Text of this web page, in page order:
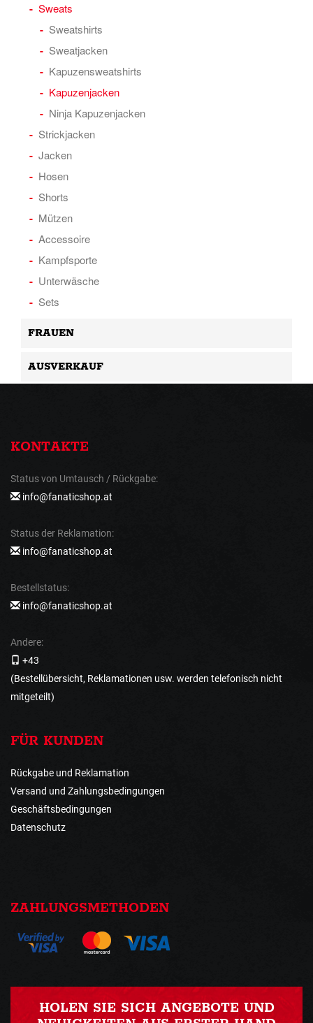
Sweats
Sweatshirts
Sweatjacken
Kapuzensweatshirts
Kapuzenjacken
Ninja Kapuzenjacken
Strickjacken
Jacken
Hosen
Shorts
Mützen
Accessoire
Kampfsporte
Unterwäsche
Sets
FRAUEN
AUSVERKAUF
KONTAKTE
Status von Umtausch / Rückgabe:
info@fanaticshop.at
Status der Reklamation:
info@fanaticshop.at
Bestellstatus:
info@fanaticshop.at
Andere:
+43
(Bestellübersicht, Reklamationen usw. werden telefonisch nicht
mitgeteilt)
FÜR KUNDEN
Rückgabe und Reklamation
Versand und Zahlungsbedingungen
Geschäftsbedingungen
Datenschutz
ZAHLUNGSMETHODEN
HOLEN SIE SICH ANGEBOTE UND